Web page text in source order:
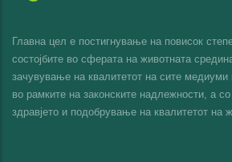
Главна цел е постигнување на повисок
состојбите во сферата на животната
зачувување на квалитетот на сите медиуми
во рамките на законските надлежности, а
здравјето и подобрување на квалитетот на